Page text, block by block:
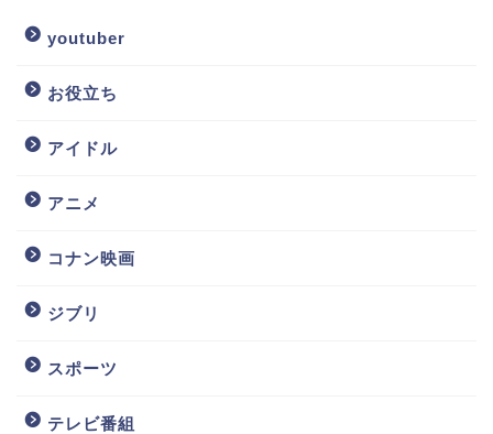
youtuber
お役立ち
アイドル
アニメ
コナン映画
ジブリ
スポーツ
テレビ番組